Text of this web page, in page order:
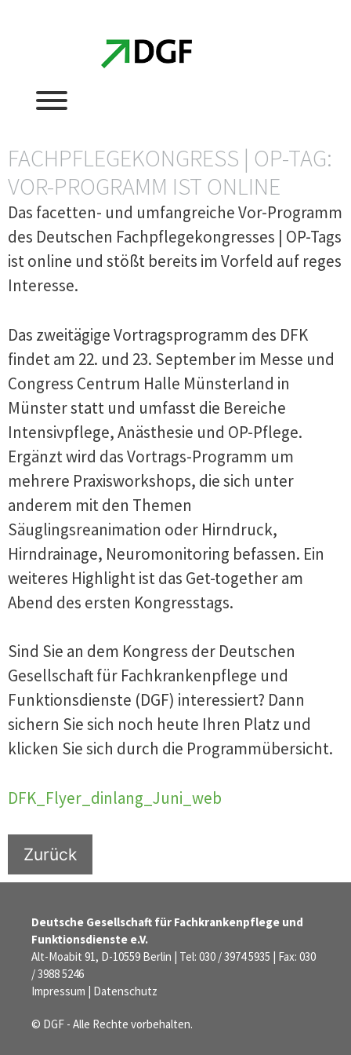
FACHPFLEGEKONGRESS | OP-TAG:
VOR-PROGRAMM IST ONLINE
Das facetten- und umfangreiche Vor-Programm
des Deutschen Fachpflegekongresses | OP-Tags
ist online und stößt bereits im Vorfeld auf reges
Interesse.
Das zweitägige Vortragsprogramm des DFK
findet am 22. und 23. September im Messe und
Congress Centrum Halle Münsterland in
Münster statt und umfasst die Bereiche
Intensivpflege, Anästhesie und OP-Pflege.
Ergänzt wird das Vortrags-Programm um
mehrere Praxisworkshops, die sich unter
anderem mit den Themen
Säuglingsreanimation oder Hirndruck,
Hirndrainage, Neuromonitoring befassen. Ein
weiteres Highlight ist das Get-together am
Abend des ersten Kongresstags.
Sind Sie an dem Kongress der Deutschen
Gesellschaft für Fachkrankenpflege und
Funktionsdienste (DGF) interessiert? Dann
sichern Sie sich noch heute Ihren Platz und
klicken Sie sich durch die Programmübersicht.
DFK_Flyer_dinlang_Juni_web
Zurück
Deutsche Gesellschaft für Fachkrankenpflege und
Funktionsdienste e.V.
Alt-Moabit 91, D-10559 Berlin | Tel: 030 / 3974 5935 | Fax: 030
/ 3988 5246
Impressum | Datenschutz
© DGF - Alle Rechte vorbehalten.